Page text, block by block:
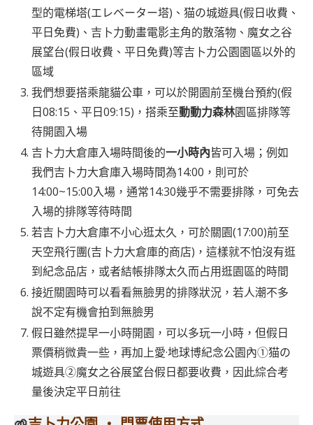
型的電梯塔(エレベーター塔)、猫の城遊具(假日收費、
平日免費)、吉卜力動畫電影主角的散落物、魔女之谷
展望台(假日收費、平日免費)等吉卜力公園園區以外的
區域
我們想要搭乘龍貓公車，可以於開園前至機台預約(假
日08:15、平日09:15)，搭乘至動動力森林園區排隊等
待開園入場
吉卜力大倉庫入場時間後的一小時內皆可入場；例如
我們吉卜力大倉庫入場時間為14:00，則可於
14:00~15:00入場，通常14:30幾乎不需要排隊，可免去
入場的排隊等待時間
若吉卜力大倉庫不小心逛太久，可於關園(17:00)前至
天空飛行團(吉卜力大倉庫的商店)，這樣就不怕沒有逛
到紀念品店，或者結帳排隊太久而占用逛園區的時間
接近關園時可以看看無臉男的排隊狀況，若人潮不多
說不定有機會拍到無臉男
假日雖然提早一小時開園，可以多玩一小時，但假日
票價稍微貴一些，再加上愛·地球博紀念公園內①猫の
城遊具②魔女之谷展望台假日都要收費，因此綜合考
量後決定平日前往